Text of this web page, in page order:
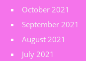
October 2021
September 2021
August 2021
July 2021